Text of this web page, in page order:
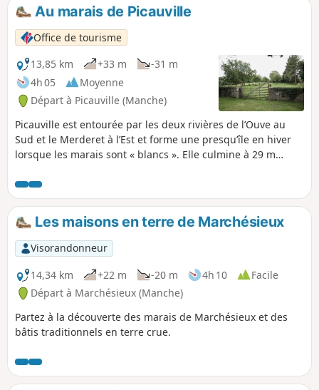
Au marais de Picauville
Office de tourisme
13,85 km
+33 m
-31 m
4h 05
Moyenne
Départ à Picauville (Manche)
Picauville est entourée par les deux rivières de l’Ouve au
Sud et le Merderet à l’Est et forme une presqu’île en hiver
lorsque les marais sont « blancs ». Elle culmine à 29 m
s‘enfonce dans le bocage le long de chemins creux ou
« chasses ».
Les maisons en terre de Marchésieux
Visorandonneur
14,34 km
+22 m -20 m 4h 10
Facile
Départ à Marchésieux (Manche)
Partez à la découverte des marais de Marchésieux et des
bâtis traditionnels en terre crue.